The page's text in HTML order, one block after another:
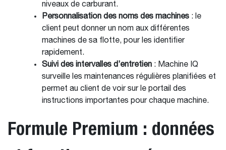
niveaux de carburant.
Personnalisation des noms des machines : le
client peut donner un nom aux différentes
machines de sa flotte, pour les identifier
rapidement.
Suivi des intervalles d’entretien : Machine IQ
surveille les maintenances régulières planifiées et
permet au client de voir sur le portail des
instructions importantes pour chaque machine.
Formule Premium : données